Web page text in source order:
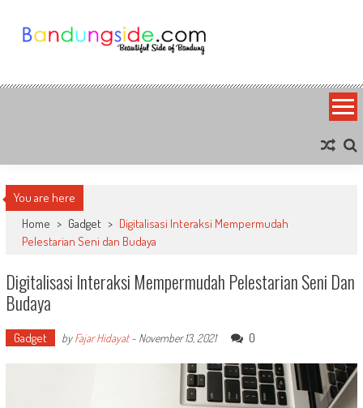
content
Bandung Side
You are here
Home > Gadget > Digitalisasi Interaksi Mempermudah
Pelestarian Seni dan Budaya
Digitalisasi Interaksi Mempermudah Pelestarian Seni Dan
Budaya
Gadget byFajar Hidayat- November 13, 2021 0